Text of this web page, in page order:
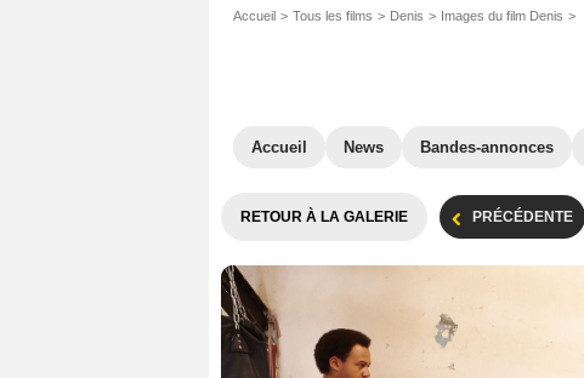
Accueil Tous les films Denis Images du film Denis
Accueil News Bandes-annonces
RETOUR À LA GALERIE PRÉCÉDENTE